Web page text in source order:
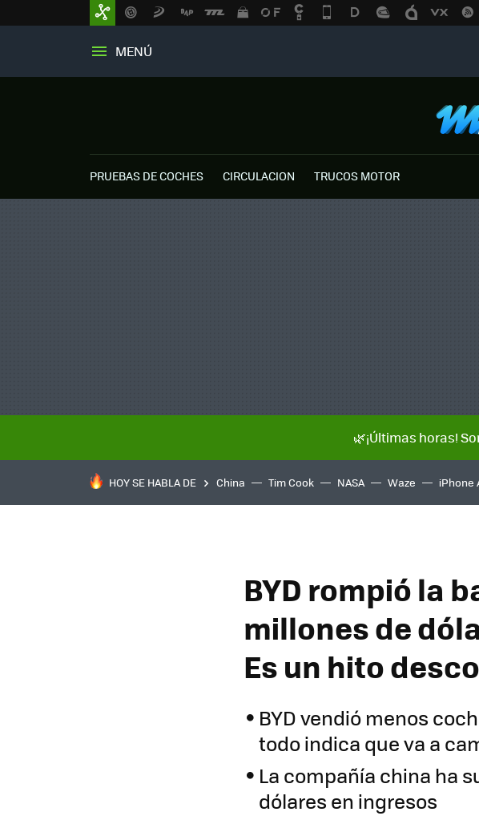
MENÚ
PRUEBAS DE COCHES CIRCULACION TRUCOS MOTOR
🌿¡Últimas horas!
HOY SE HABLA DE China Tim Cook NASA Waze iPhone
BYD rompió la
millones de
Es un hito
BYD vendió menos
todo indica que va a
La compañía china ha
dólares en ingresos